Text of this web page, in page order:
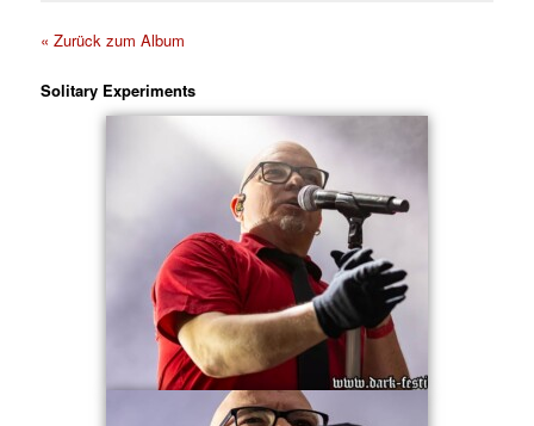
« Zurück zum Album
Solitary Experiments